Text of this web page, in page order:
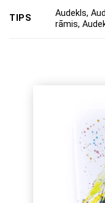
TIPS
Audekls,
rāmis,